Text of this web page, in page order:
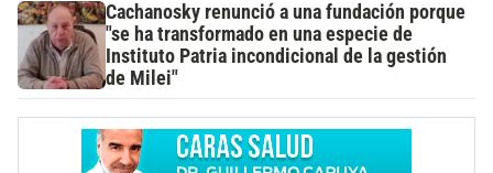
Cachanosky renunció a una fundación porque
"se ha transformado en una especie de
Instituto Patria incondicional de la gestión
de Milei"